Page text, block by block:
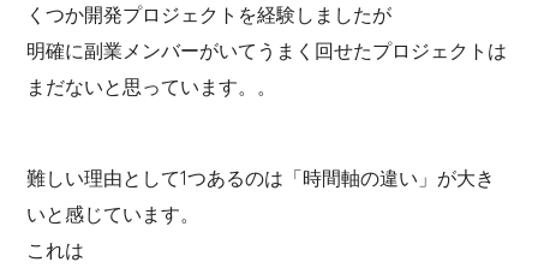
くつか開発プロジェクトを経験しましたが
明確に副業メンバーがいてうまく回せたプロジェクトは
まだないと思っています。。
難しい理由として1つあるのは「時間軸の違い」が大き
いと感じています。
これは